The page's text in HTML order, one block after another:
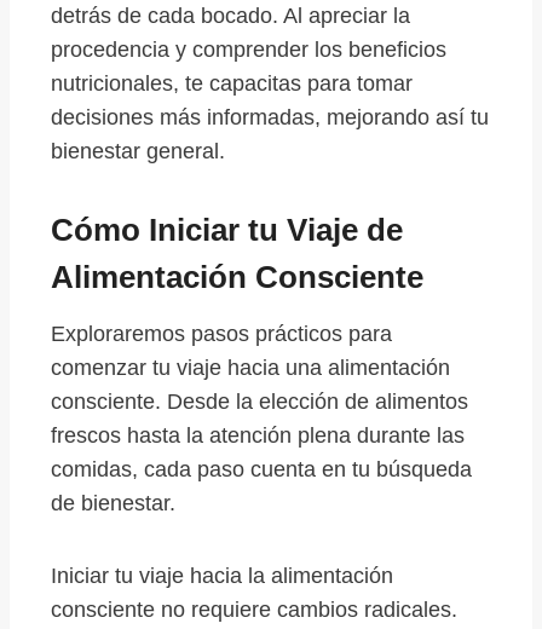
detrás de cada bocado. Al apreciar la
procedencia y comprender los beneficios
nutricionales, te capacitas para tomar
decisiones más informadas, mejorando así tu
bienestar general.
Cómo Iniciar tu Viaje de
Alimentación Consciente
Exploraremos pasos prácticos para
comenzar tu viaje hacia una alimentación
consciente. Desde la elección de alimentos
frescos hasta la atención plena durante las
comidas, cada paso cuenta en tu búsqueda
de bienestar.
Iniciar tu viaje hacia la alimentación
consciente no requiere cambios radicales.